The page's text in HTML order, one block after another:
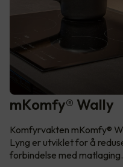
mKomfy® Wally
Komfyrvakten mKomfy®
Lyng er utviklet for å
forbindelse med matlaging.